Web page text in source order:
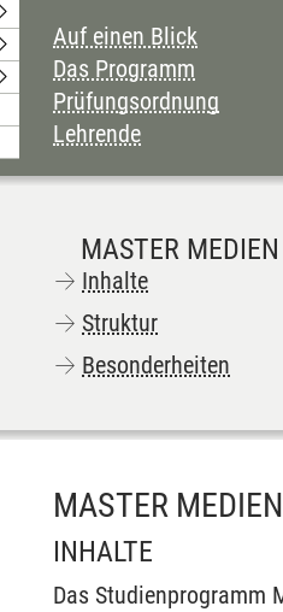
Untermenu Karriere & Förderung
Untermenu Beratung & Coaching
Untermenu Termine & Veranstaltungen
Auf einen Blick
Das Programm
Prüfungsordnung
Lehrende
MASTER
Inhalte
Struktur
Besonderheiten
MASTER
INHALTE
Das Studien­programm